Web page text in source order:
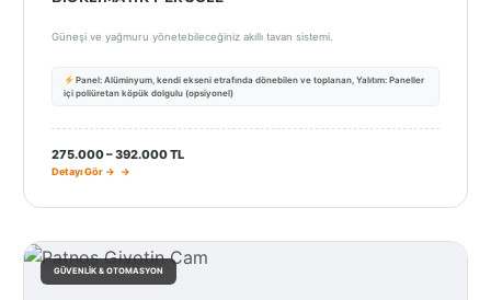
Güneşi ve yağmuru yönetebileceğiniz akıllı tavan sistemi.
Panel: Alüminyum, kendi ekseni etrafında dönebilen ve toplanan, Yalıtım: Paneller
içi poliüretan köpük dolgulu (opsiyonel)
275.000 – 392.000 TL
Detayı Gör →
GÜVENLIK & OTOMASYON